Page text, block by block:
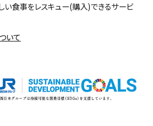
い食事をレスキュー(購入)できるサービ
いて